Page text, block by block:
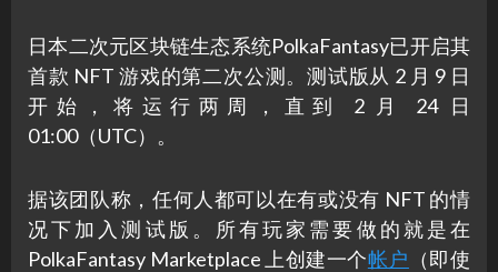
日本二次元区块链生态系统PolkaFantasy已开启其
首款 NFT 游戏的第二次公测。测试版从 2 月 9 日
开始，将运行两周，直到 2 月 24 日
01:00（UTC）。
据该团队称，任何人都可以在有或没有 NFT 的情
况下加入测试版。所有玩家需要做的就是在
PolkaFantasy Marketplace 上创建一个帐户 （即使